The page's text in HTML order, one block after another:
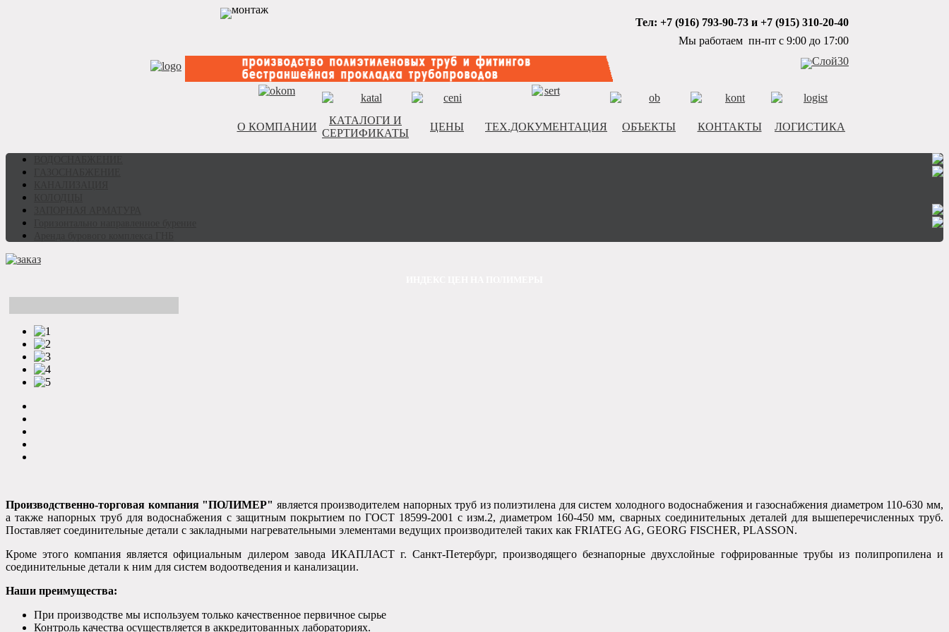
Тел: +7 (916) 793-90-73 и +7 (915) 310-20-40
Мы работаем пн-пт с 9:00 до 17:00
О КОМПАНИИ
КАТАЛОГИ И
СЕРТИФИКАТЫ
ЦЕНЫ ТЕХ.ДОКУМЕНТАЦИЯ ОБЪЕКТЫ КОНТАКТЫ ЛОГИСТИКА
Производственно-торговая компания "ПОЛИМЕР" является производителем напорных труб из полиэтилена для систем холодного водоснабжения и газоснабжения диаметром 110-630 мм,
а также напорных труб для водоснабжения с защитным покрытием по ГОСТ 18599-2001 с изм.2, диаметром 160-450 мм, сварных соединительных деталей для вышеперечисленных труб.
Поставляет соединительные детали с закладными нагревательными элементами ведущих производителей таких как FRIATEG AG, GEORG FISCHER, PLASSON.
Кроме этого компания является официальным дилером завода ИКАПЛАСТ г. Санкт-Петербург, производящего безнапорные двухслойные гофрированные трубы из полипропилена и
соединительные детали к ним для систем водоотведения и канализации.
Наши преимущества:
При производстве мы используем только качественное первичное сырье
Контроль качества осуществляется в аккредитованных лабораториях.